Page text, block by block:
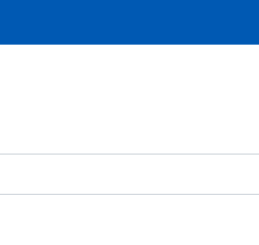
- Eventi